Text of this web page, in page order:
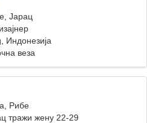
Јарац
Индонезија
веза
Рибе
тражи жену 22-29